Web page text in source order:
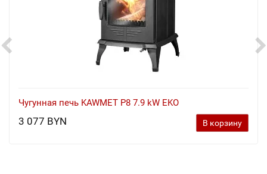
Чугунная печь KAWMET P8 7.9 kW EKO
3 077 BYN В корзину